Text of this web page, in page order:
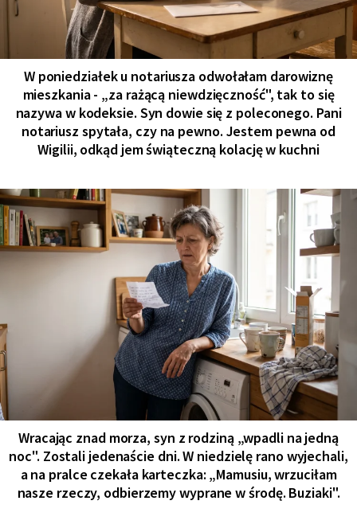
W poniedziałek u notariusza odwołałam darowiznę
mieszkania - „za rażącą niewdzięczność", tak to się
nazywa w kodeksie. Syn dowie się z poleconego. Pani
notariusz spytała, czy na pewno. Jestem pewna od
Wigilii, odkąd jem świąteczną kolację w kuchni
Wracając znad morza, syn z rodziną „wpadli na jedną
noc". Zostali jedenaście dni. W niedzielę rano wyjechali,
a na pralce czekała karteczka: „Mamusiu, wrzuciłam
nasze rzeczy, odbierzemy wyprane w środę. Buziaki".